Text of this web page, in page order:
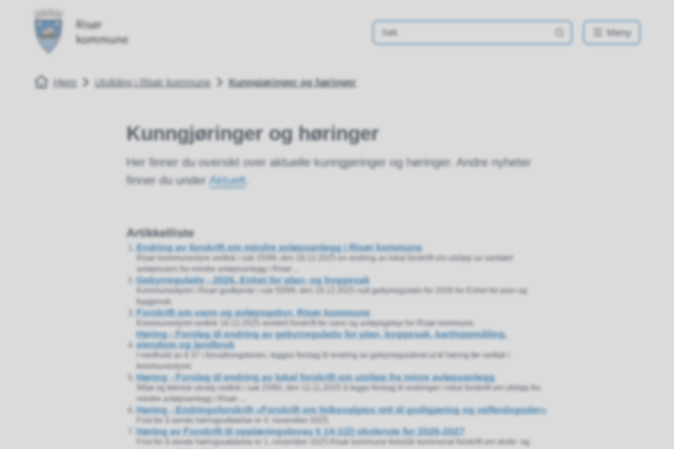
Meny
Du er her:
Hjem Utvikling i Risør kommune Kunngjøringer og høringer
Kunngjøringer og høringer
Her finner du oversikt over aktuelle kunngjøringer og høringer. Andre nyheter
finner du under Aktuelt
Artikkelliste
Endring av forskrift om mindre avløpsanlegg i Risør kommune
Risør kommunestyre vedtok i sak 25/99, den 18.12.2025 en endring av lokal forskrift om utslipp av sanitært
avløpsvann fra mindre avløpsanlegg i Risør ...
Gebyrregulativ - 2026. Enhet for plan- og byggesak
Kommunestyret i Risør godkjente i sak 55/99, den 18.12.2025 nytt gebyrregulativ for 2026 for Enhet for plan og
byggesak.
Forskrift om vann og avløpsgebyr, Risør kommune
Kommunestyret vedtok 18.12.2025 revidert forskrift for vann og avløpsgebyr for Risør kommune.
Høring - Forslag til endring av gebyrregulativ for plan, byggesak, kart/oppmåling,
eiendom og landbruk
I medhold av § 37 i forvaltningsloven, legges forslag til endring av gebyrregulativet ut til høring før vedtak i
kommunestyret.
Høring - Forslag til endring av lokal forskrift om utslipp fra minre avløpsanlegg
Miljø og teknisk utvalg vedtok i sak 25/60, den 12.11.2025 å legge forslag til endringer i lokal forskrift om utslipp fra
mindre avløpsanlegg i Risør ...
Høring - Endringsforskrift «Forskrift om folkevalgtes rett til godtgjøring og velferdsgoder»
Frist for å sende høringsuttalelse er 4. november 2025.
Høring av Forskrift til opplæringslovas § 14-1(2) skolerute for 2026-2027
Frist for å sende høringsuttalelse er 1. november 2025.Risør kommune foreslår kommunal forskrift om skole- og